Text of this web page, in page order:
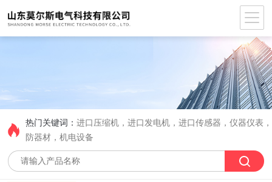
热门关键词：进口压缩机，进口发电机，进口传感器，仪器仪表
防器材，机电设备